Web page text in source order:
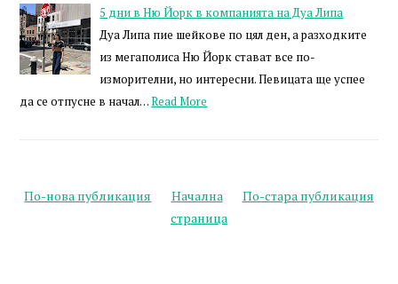
5 дни в Ню Йорк в компанията на Дуа Липа
Дуа Липа пие шейкове по цял ден, а разходките
из мегаполиса Ню Йорк стават все по-
изморителни, но интересни. Певицата ще успее
да се отпусне в начал…Read More
По-нова публикация По-стара публикация
Начална
страница